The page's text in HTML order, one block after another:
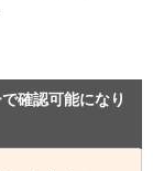
確認可能になり